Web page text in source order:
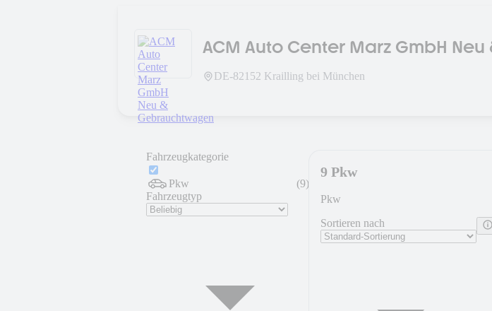
ACM Auto Center Marz GmbH Neu
Gebrauchtwagen
DE-82152 Krailling bei München
Fahrzeugkategorie
Pkw (9)
Fahrzeugtyp
9 Pkw
Pkw
Sortieren nach